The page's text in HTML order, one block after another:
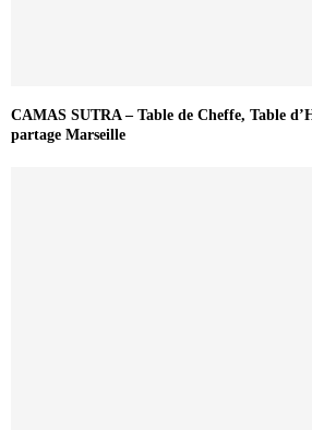
CAMAS SUTRA – Table de Cheffe, Table
partage Marseille